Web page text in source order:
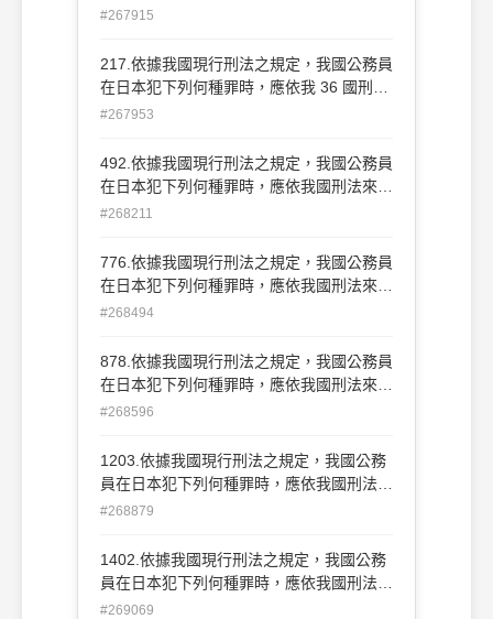
以處斷？ (A)傷害罪(刑法第 277條第1項)
第 320條) (D)侵占罪(刑法第 336條第1項)
29
#267915
217.依據我國現行刑法之規定，我國公務員
在日本犯下列何種罪時，應依我 36 國刑法
來加以處斷？ (A)傷害罪(刑法第 277條第1
法第 320條) (D)侵占罪(刑法第 336條第1
項)
#267953
492.依據我國現行刑法之規定，我國公務員
在日本犯下列何種罪時，應依我國刑法來加
以處斷？ (A)傷害罪(刑法第 277條第1項)
第 320條) (D)侵占罪(刑法第 336條第1項)
#268211
776.依據我國現行刑法之規定，我國公務員
在日本犯下列何種罪時，應依我國刑法來加
以處斷？ (A)傷害罪(刑法第 277條第1項)
第 320條) (D)侵占罪(刑法第 336條第1項)
#268494
878.依據我國現行刑法之規定，我國公務員
在日本犯下列何種罪時，應依我國刑法來加
以處斷？ (A)傷害罪(刑法第 277條第1項)
第 320條) (D)侵占罪(刑法第336條第1項)
#268596
1203.依據我國現行刑法之規定，我國公務
員在日本犯下列何種罪時，應依我國刑法來
加以處斷？ 162 (A)傷害罪(刑法第 277條第
(刑法第 320條) (D)侵占罪(刑法第336條第
1項)
#268879
1402.依據我國現行刑法之規定，我國公務
員在日本犯下列何種罪時，應依我國刑法來
加以處斷？ (A)傷害罪(刑法第 277條第1項)
#269069